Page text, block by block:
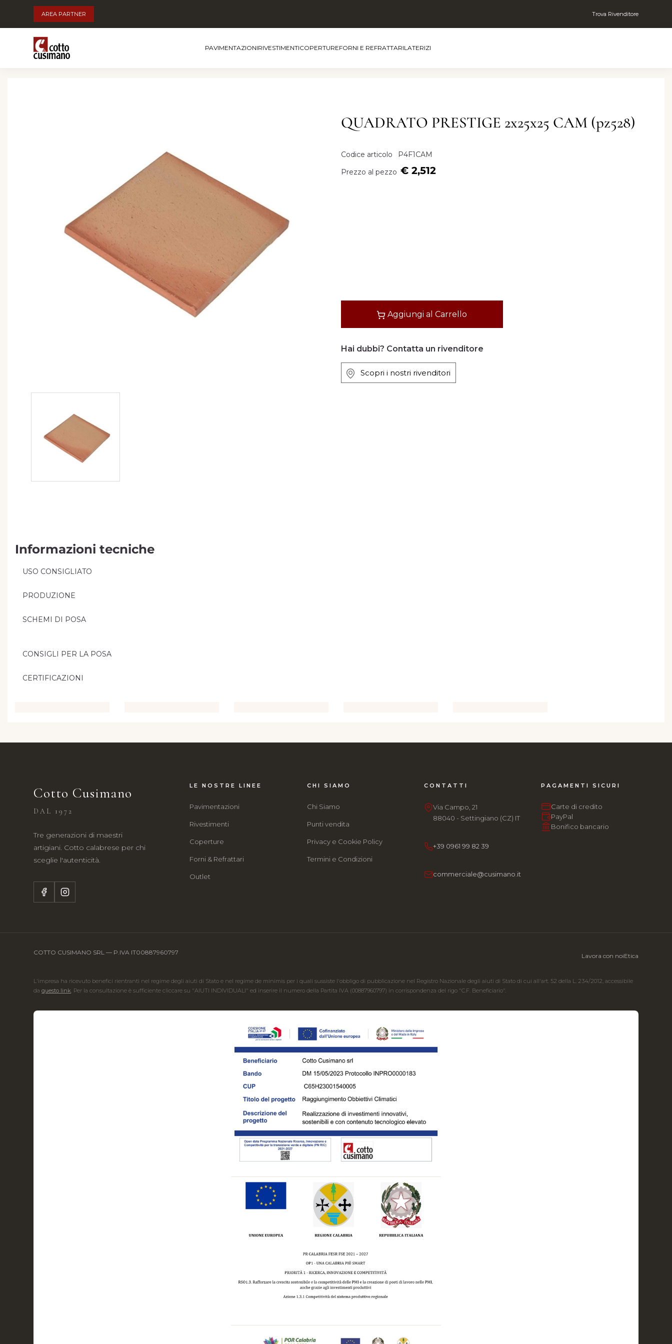
AREA PARTNER Trova Rivenditore
PAVIMENTAZIONIRIVESTIMENTICOPERTUREFORNI E REFRATTARILATERIZI
QUADRATO PRESTIGE 2x25x25 CAM (pz528)
Codice articolo
P4F1CAM
Prezzo al pezzo € 2,512
Aggiungi al Carrello
Hai dubbi? Contatta un rivenditore
Scopri i nostri rivenditori
Informazioni tecniche
USO CONSIGLIATO
PRODUZIONE
SCHEMI DI POSA
CONSIGLI PER LA POSA
CERTIFICAZIONI
Cotto Cusimano
DAL 1972
Tre generazioni di maestri
artigiani. Cotto calabrese per chi
sceglie l'autenticità.
LE NOSTRE LINEE
Pavimentazioni
Rivestimenti
Coperture
Forni & Refrattari
Outlet
CHI SIAMO
Chi Siamo
Punti vendita
Privacy e Cookie Policy
Termini e Condizioni
CONTATTI
Via Campo, 21
88040 - Settingiano (CZ) IT
+39 0961 99 82 39
commerciale@cusimano.it
PAGAMENTI SICURI
Carte di credito
PayPal
Bonifico bancario
COTTO CUSIMANO SRL — P.IVA IT00887960797 Lavora con noiEtica
L'impresa ha ricevuto benefici rientranti nel regime degli aiuti di Stato e nel regime de minimis per i quali sussiste l'obbligo di pubblicazione nel Registro Nazionale degli aiuti di Stato di cui all'art. 52 della L. 234/2012, accessibile
daquesto link. Per la consultazione è sufficiente cliccare su "AIUTI INDIVIDUALI" ed inserire il numero della Partita IVA (00887960797) in corrispondenza del rigo "C.F. Beneficiario".